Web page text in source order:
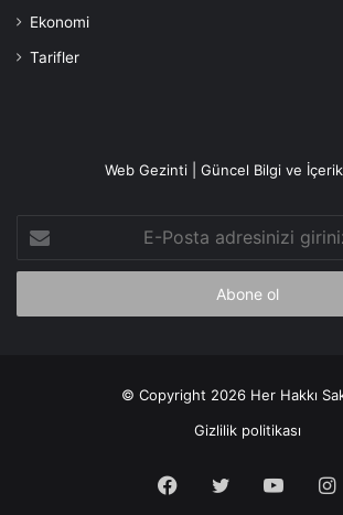
Ekonomi
Tarifler
Web Gezinti | Güncel Bilgi ve İçerik
Posta
adresinizi
© Copyright 2026 Her Hakkı
Gizlilik politikası
Facebook
X